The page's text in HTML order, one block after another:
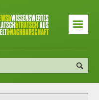
☰